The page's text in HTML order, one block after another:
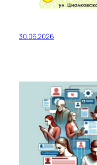
30.06.2026